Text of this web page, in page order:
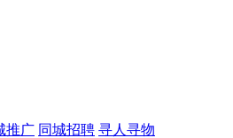
推广 同城招聘 寻人寻物